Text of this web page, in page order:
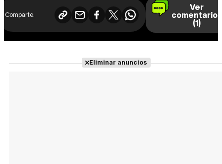
Comparte:
Ver
comentarios
(1)
Eliminar anuncios